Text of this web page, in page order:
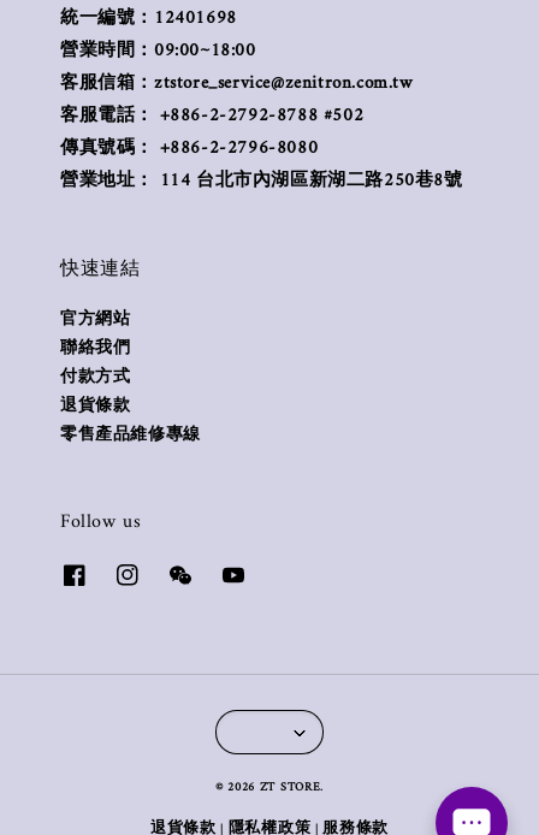
統一編號：12401698
營業時間：09:00~18:00
客服信箱：ztstore_service@zenitron.com.tw
客服電話： +886-2-2792-8788 #502
傳真號碼： +886-2-2796-8080
營業地址： 114 台北市內湖區新湖二路250巷8號
快速連結
官方網站
聯絡我們
付款方式
退貨條款
零售產品維修專線
Follow us
© 2026 ZT STORE.
退貨條款| 隱私權政策 |服務條款